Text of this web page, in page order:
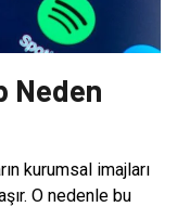
Neden
kurumsal imajları
O nedenle bu